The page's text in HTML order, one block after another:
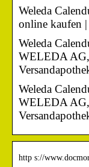
Weleda
online kaufen
Weleda
WELEDA
Weleda
WELEDA
http s://